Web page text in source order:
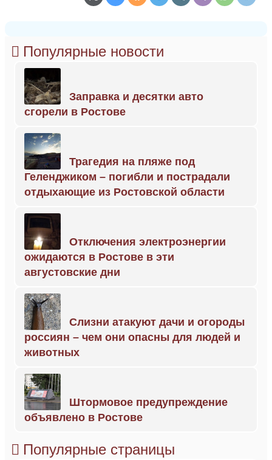
Популярные новости
Заправка и десятки авто
сгорели в Ростове
Трагедия на пляже под
Геленджиком – погибли и пострадали
отдыхающие из Ростовской области
Отключения электроэнергии
ожидаются в Ростове в эти
августовские дни
Слизни атакуют дачи и огороды
россиян – чем они опасны для людей и
животных
Штормовое предупреждение
объявлено в Ростове
Популярные страницы